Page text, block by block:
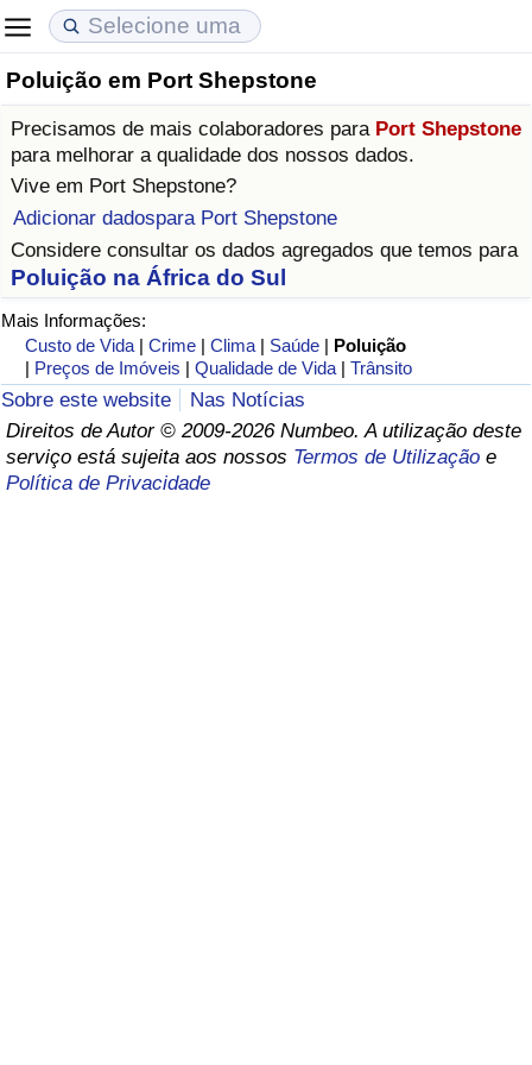
Poluição em Port Shepstone
Precisamos de mais colaboradores para Port Shepstone
para melhorar a qualidade dos nossos dados.
Vive em Port Shepstone?
Adicionar dadospara Port Shepstone
Considere consultar os dados agregados que temos para
Poluição na África do Sul
Mais Informações:
Custo de Vida |Crime |Clima | Saúde | Poluição
| Preços de Imóveis |Qualidade de Vida |Trânsito
Sobre este website
Nas Notícias
Direitos de Autor © 2009-2026 Numbeo. A utilização deste
serviço está sujeita aos nossos Termos de Utilização e
Política de Privacidade
Custo de Vida
Indicador de Custo de Vida (Atual)
Indicador de Custo de Vida
Indicador de Custo de Vida Por País
em Aqaba
Preços de Imóveis
Indicador de Preços de Imóveis (Atual)
Indicador de Preços de Imóveis
Indicador de Preços de Imóveis por País
Qualidade de Vida
Indicador de Qualidade de Vida
Indicador de Qualidade de Vida (Atual)
Índice de qualidade de vida por país
Crime
Taxa do Indicador de Crime (Atual)
Indicador de Crime